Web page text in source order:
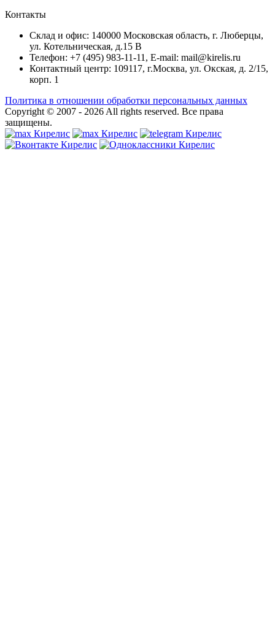
Контакты
Склад и офис: 140000 Московская область, г. Люберцы,
ул. Котельническая, д.15 В
Телефон: +7 (495) 983-11-11, Е-mail: mail@kirelis.ru
Контактный центр: 109117, г.Москва, ул. Окская, д. 2/15,
корп. 1
Политика в отношении обработки персональных данных
Copyright © 2007 - 2026 All rights reserved. Все права
защищены.